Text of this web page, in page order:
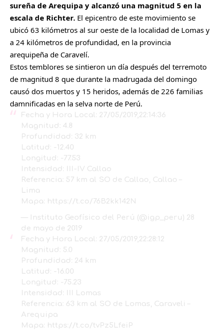
sureña de Arequipa y alcanzó una magnitud 5 en la
escala de Richter. El epicentro de este movimiento se
ubicó 63 kilómetros al sur oeste de la localidad de Lomas y
a 24 kilómetros de profundidad, en la provincia
arequipeña de Caravelí.
Estos temblores se sintieron un día después del terremoto
de magnitud 8 que durante la madrugada del domingo
causó dos muertos y 15 heridos, además de 226 familias
damnificadas en la selva norte de Perú.
Fecha y Hora Local: 27/05/2019,22:14:36
Magnitud: 4.8
Profundidad: 32 km
Latitud: -12.40
Longitud: -77.53
Intensidad: III-IV Callao
Referencia: 57 km al SO de Callao, Callao –
Lima
Mapa:
https://t.co/76B2kk142N
— Instituto Geofísico del Perú (@igp_peru) 28
de mayo de 2019
Fecha y Hora Local: 27/05/2019,22:28:12
Magnitud: 5.0
Profundidad: 24 km
Latitud: -16.00
Longitud: -75.23
Intensidad: III Lomas
Referencia: 63 km al SO de Lomas, Caraveli –
Arequipa
Mapa:
https://t.co/tvPz5LfeiP